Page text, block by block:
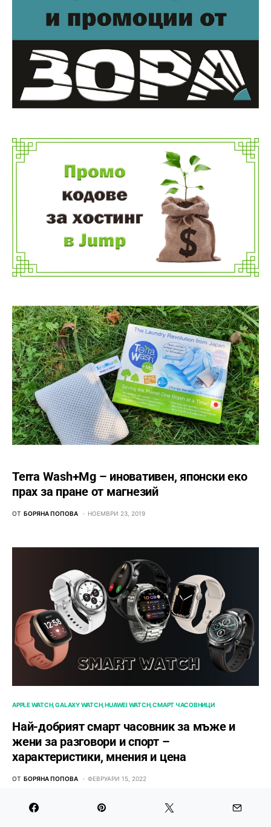
Terra Wash+Mg – иновативен, японски еко
прах за пране от магнезий
ОТ БОРЯНА ПОПОВА НОЕМВРИ 23, 2019
APPLE WATCH GALAXY WATCH HUAWEI WATCH СМАРТ ЧАСОВНИЦИ
Най-добрият смарт часовник за мъже и
жени за разговори и спорт –
характеристики, мнения и цена
ОТ БОРЯНА ПОПОВА ФЕВРУАРИ 15, 2022